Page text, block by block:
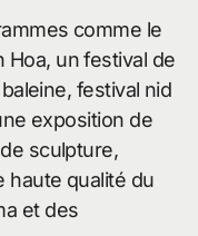
comme le
un festival de
festival nid
exposition de
sculpture,
haute qualité du
et des